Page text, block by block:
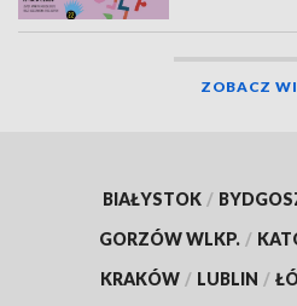
ZOBACZ
BIAŁYSTOK /
GORZÓW WLKP. /
KRAKÓW / LUBLIN /